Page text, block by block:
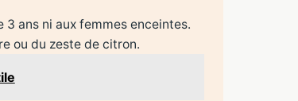
ans ni aux femmes enceintes.
ou du zeste de citron.